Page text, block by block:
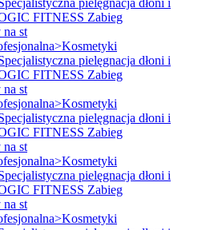
FITNESS Zabieg
st
pielęgnacja dłoni i
FITNESS Zabieg
st
pielęgnacja dłoni i
FITNESS Zabieg
st
pielęgnacja dłoni i
FITNESS Zabieg
st